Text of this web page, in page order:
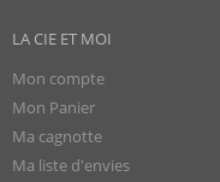
LA CIE ET MOI
Mon compte
Mon Panier
Ma cagnotte
Ma liste d'envies